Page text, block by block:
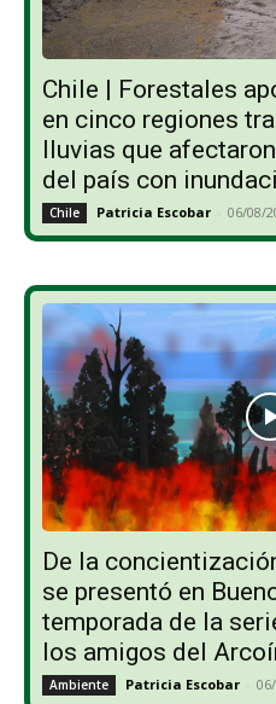
Chile | Forestales
en cinco regiones
lluvias que
del país con
Chile Patricia Escobar - 06/08/
De la
se presentó en
temporada de la
los amigos del
Ambiente Patricia Escobar -